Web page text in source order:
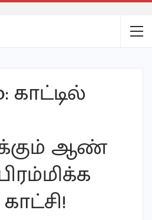
காட்டில்
ஆண்